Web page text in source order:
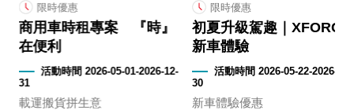
限時優惠
商用車時租專案 『時』
在便利
活動時間 2026-05-01-2026-12-
31
載運搬貨拼生意
限時優惠
初夏升級駕趣｜XFORCE
新車體驗
活動時間 2026-05-22-2026-09-
30
新車體驗優惠